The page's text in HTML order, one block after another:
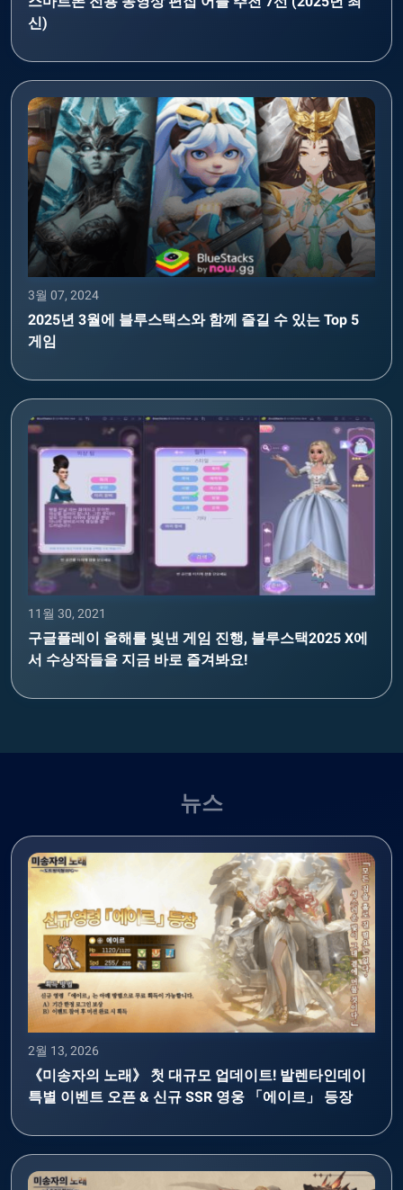
신)
3월 07, 2024
2025년 3월에 블루스택스와 함께 즐길 수 있는 Top 5
게임
11월 30, 2021
구글플레이 올해를 빛낸 게임 진행, 블루스택2025 X에
서 수상작들을 지금 바로 즐겨봐요!
뉴스
2월 13, 2026
《미송자의 노래》 첫 대규모 업데이트! 발렌타인데이
특별 이벤트 오픈 & 신규 SSR 영웅 「에이르」 등장